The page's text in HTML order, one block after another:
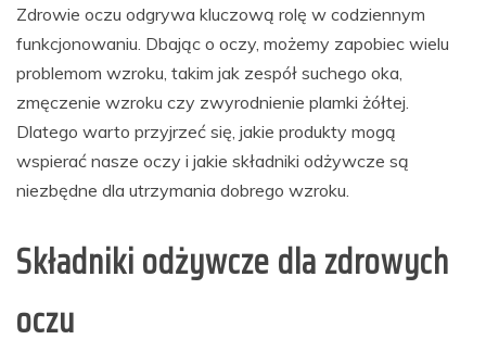
Zdrowie oczu odgrywa kluczową rolę w codziennym
funkcjonowaniu. Dbając o oczy, możemy zapobiec wielu
problemom wzroku, takim jak zespół suchego oka,
zmęczenie wzroku czy zwyrodnienie plamki żółtej.
Dlatego warto przyjrzeć się, jakie produkty mogą
wspierać nasze oczy i jakie składniki odżywcze są
niezbędne dla utrzymania dobrego wzroku.
Składniki odżywcze dla zdrowych
oczu